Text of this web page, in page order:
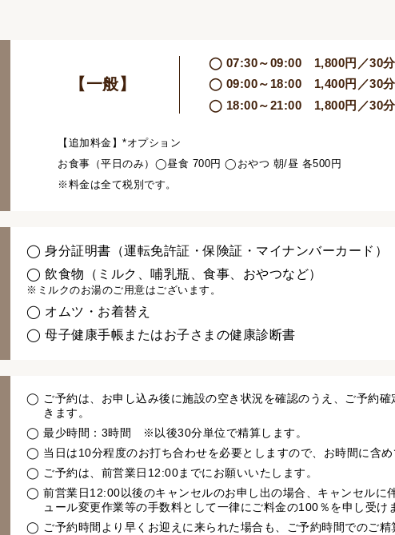
【一般】
◯ 07:30～09:00 1,800円／30分
◯ 09:00～18:00 1,400円／30分
◯ 18:00～21:00 1,800円／30分
【追加料金】*オプション
お食事（平日のみ）◯昼食 700円 ◯おやつ 朝/昼 各500円
※料金は全て税別です。
◯ 身分証明書（運転免許証・保険証・マイナンバーカード）
◯ 飲食物（ミルク、哺乳瓶、食事、おやつなど）
※ミルクのお湯のご用意はございます。
◯ オムツ・お着替え
◯ 母子健康手帳またはお子さまの健康診断書
◯ ご予約は、お申し込み後に施設の空き状況を確認のうえ、ご予約確
きます。
◯ 最少時間：3時間 ※以後30分単位で精算します。
◯ 当日は10分程度のお打ち合わせを必要としますので、お時間に含め
◯ ご予約は、前営業日12:00までにお願いいたします。
◯ 前営業日12:00以後のキャンセルのお申し出の場合、キャンセルに
ュール変更作業等の手数料として一律にご料金の100％を申し受け
◯ ご予約時間より早くお迎えに来られた場合も、ご予約時間でのご精